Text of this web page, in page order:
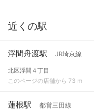
近くの駅
浮間舟渡駅 JR埼京線
北区浮間４丁目
このページの店舗から 73 m
蓮根駅 都営三田線